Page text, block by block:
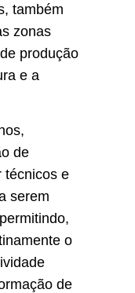
também
zonas
produção
e a
de
técnicos e
serem
o
de